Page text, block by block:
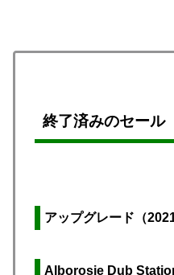
終了済みのセール
アップグレード（
Alborosie Dub